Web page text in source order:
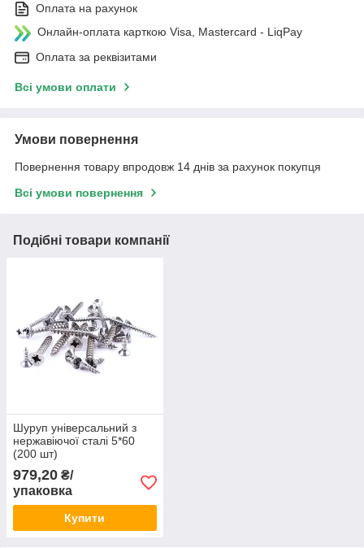
Оплата на рахунок
Онлайн-оплата карткою Visa, Mastercard - LiqPay
Оплата за реквізитами
Всі умови оплати
Умови повернення
Повернення товару впродовж 14 днів за рахунок покупця
Всі умови повернення
Подібні товари компанії
Шуруп універсальний з
нержавіючої сталі 5*60
(200 шт)
979,20 ₴/
упаковка
Купити